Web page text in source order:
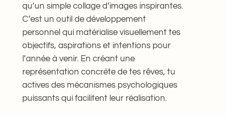
qu’un simple collage d’images inspirantes.
C’est un outil de développement
personnel qui matérialise visuellement tes
objectifs, aspirations et intentions pour
l’année à venir. En créant une
représentation concrète de tes rêves, tu
actives des mécanismes psychologiques
puissants qui facilitent leur réalisation.